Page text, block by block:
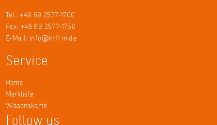
Tel.: +49 69 2577-1700
Fax: +49 69 2577-1750
E-Mail: info@krfrm.de
Service
Home
Merkliste
Wissenskarte
Follow us